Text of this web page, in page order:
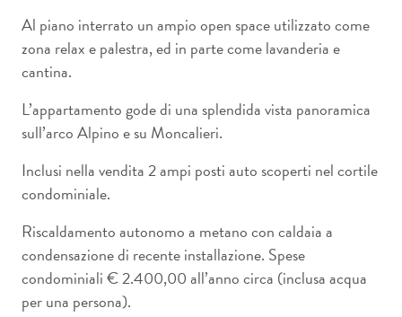
Al piano interrato un ampio open space utilizzato come
zona relax e palestra, ed in parte come lavanderia e
cantina.
L’appartamento gode di una splendida vista panoramica
sull’arco Alpino e su Moncalieri.
Inclusi nella vendita 2 ampi posti auto scoperti nel cortile
condominiale.
Riscaldamento autonomo a metano con caldaia a
condensazione di recente installazione. Spese
condominiali € 2.400,00 all’anno circa (inclusa acqua
per una persona).